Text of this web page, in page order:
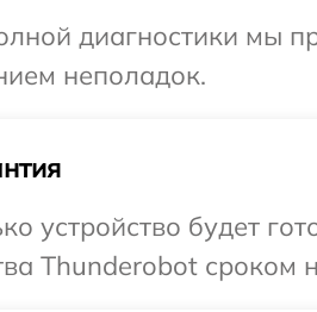
диагностики мы
неполадок.
устройство будет
Thunderobot сроком